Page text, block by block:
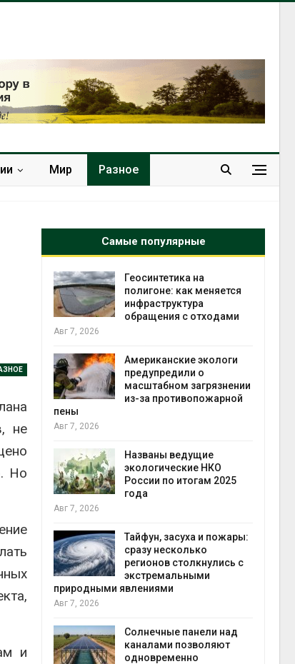
Мир Разное
не
Но
и
Самые популярные
в
Геосинтетика на
полигоне: как меняется
инфраструктура
обращения с отходами
Авг 7, 2026
Американские экологи
предупредили о
масштабном загрязнении
из-за противопожарной
пены
Авг 7, 2026
Названы ведущие
экологические НКО
России по итогам 2025
года
Авг 7, 2026
Тайфун, засуха и пожары:
сразу несколько
регионов столкнулись с
экстремальными
природными явлениями
Авг 7, 2026
Солнечные панели над
каналами позволяют
одновременно